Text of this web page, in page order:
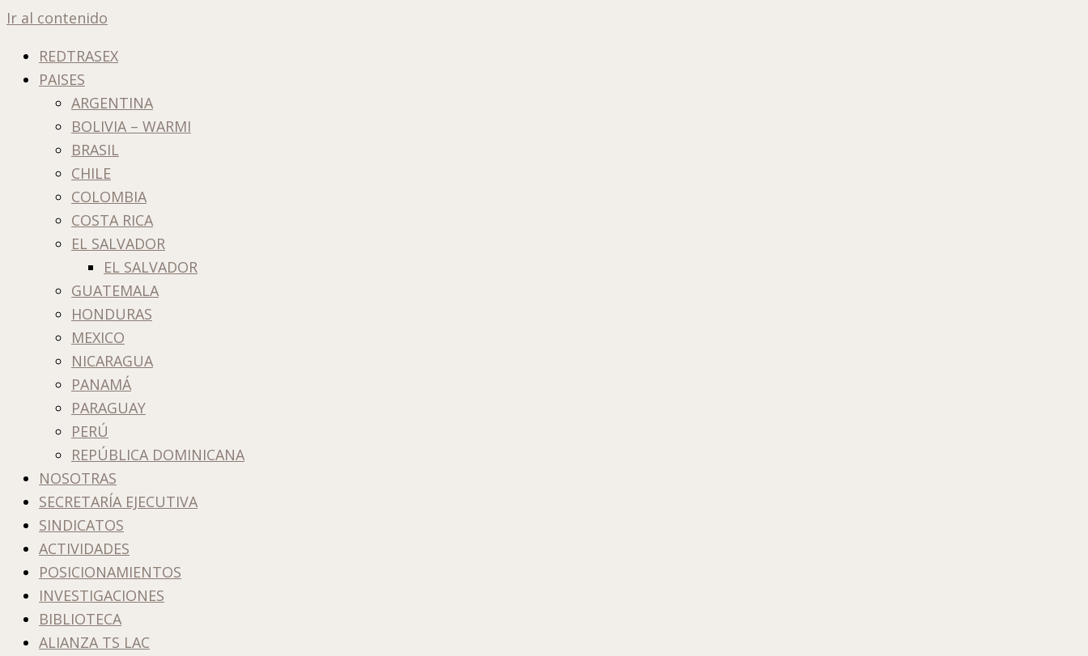
Ir al contenido
REDTRASEX
PAISES
ARGENTINA
BOLIVIA – WARMI
BRASIL
CHILE
COLOMBIA
COSTA RICA
EL SALVADOR
EL SALVADOR
GUATEMALA
HONDURAS
MEXICO
NICARAGUA
PANAMÁ
PARAGUAY
PERÚ
REPÚBLICA DOMINICANA
NOSOTRAS
SECRETARÍA EJECUTIVA
SINDICATOS
ACTIVIDADES
POSICIONAMIENTOS
INVESTIGACIONES
BIBLIOTECA
ALIANZA TS LAC